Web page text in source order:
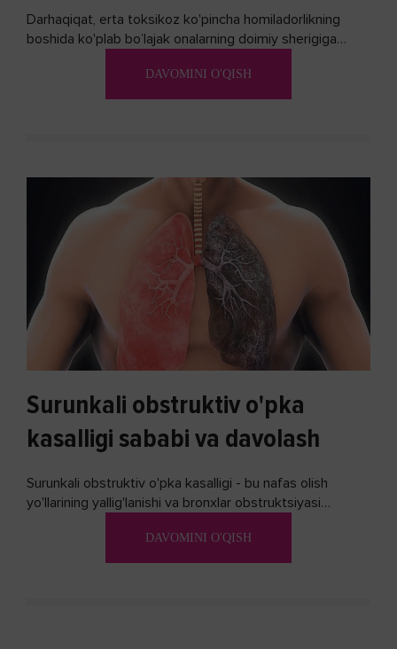
Darhaqiqat, erta toksikoz ko'pincha homiladorlikning
boshida ko'plab bo’lajak onalarning doimiy sherigiga
biron bir usuli bormi?DAVOMINI O'QISH
Surunkali obstruktiv o'pka
kasalligi sababi va davolash
Surunkali obstruktiv o'pka kasalligi - bu nafas olish
yo'llarining yallig'lanishi va bronxlar obstruktsiyasi
DAVOMINI O'QISH